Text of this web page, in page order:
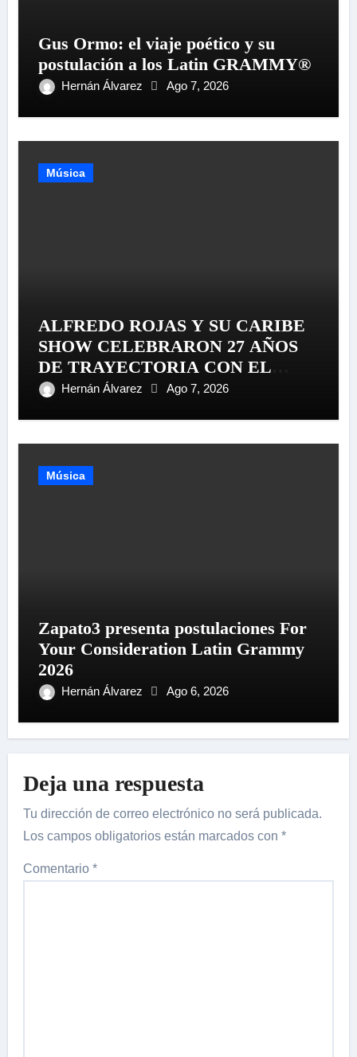
Gus Ormo: el viaje poético y su
postulación a los Latin GRAMMY®
Hernán Álvarez Ago 7, 2026
Música
ALFREDO ROJAS Y SU CARIBE
SHOW CELEBRARON 27 AÑOS
DE TRAYECTORIA CON EL
LANZAMIENTO MUNDIAL DE
Hernán Álvarez Ago 7, 2026
Música
Zapato3 presenta postulaciones For
Your Consideration Latin Grammy
2026
Hernán Álvarez Ago 6, 2026
Deja una respuesta
Tu dirección de correo electrónico no será publicada.
Los campos obligatorios están marcados con*
Comentario*